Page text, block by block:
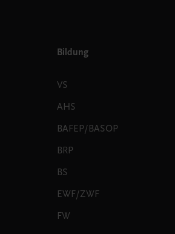
Bildung
VS
AHS
BAFEP/BASOP
BRP
BS
EWF/ZWF
FW